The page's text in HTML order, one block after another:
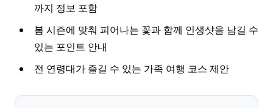
까지 정보 포함
봄 시즌에 맞춰 피어나는 꽃과 함께 인생샷을 남길 수
있는 포인트 안내
전 연령대가 즐길 수 있는 가족 여행 코스 제안